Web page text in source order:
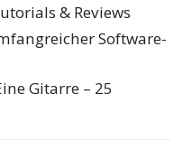
& Reviews
Software-
Gitarre – 25